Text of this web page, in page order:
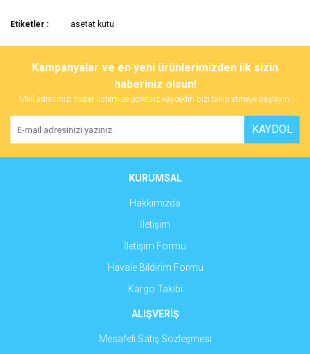
kutu
mrb benim 12*8*6 ölçülerinde asetat kutyuya ihtiyacım 200 adet bilgi
Feyza Şişik | 12/02/2016
Bu ürünün fiyat bilgisi, resim, ürün açıklamalarında ve diğer
tarafımıza iletebilirsiniz.
Görüş ve önerileriniz için teşekkür ederiz.
Ürün resmi kalitesiz, bozuk veya görüntülenemiyor.
Ürün açıklamasında eksik bilgiler bulunuyor.
Ürün bilgilerinde hatalar bulunuyor.
Bu ürüne benzer farklı alternatifler olmalı.
Gönder
Etiketler : asetat kutu
Kampanyalar ve en yeni ürünlerimizden ilk sizin
haberiniz olsun!
Mail adresinizi haber listemize ücretsiz kaydedin bizi takip etmeye başlayın.
KAYDOL
KURUMSAL
Hakkımızda
İletişim
İletişim Formu
Havale Bildirim Formu
Kargo Takibi
ALIŞVERİŞ
Mesafeli Satış Sözleşmesi